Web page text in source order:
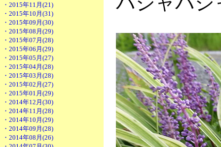
・2015年11月(21)
・2015年10月(31)
・2015年09月(30)
・2015年08月(29)
・2015年07月(28)
・2015年06月(29)
・2015年05月(27)
・2015年04月(28)
・2015年03月(28)
・2015年02月(27)
・2015年01月(29)
・2014年12月(30)
・2014年11月(28)
・2014年10月(29)
・2014年09月(28)
・2014年08月(26)